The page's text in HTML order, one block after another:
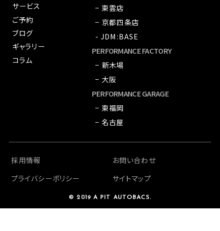
サービス
ご予約
ブログ
ギャラリー
コラム
− 東雲店
− 京都四条店
- JDM:BASE
PERFORMANCE FACTORY
− 新木場
− 大阪
PERFORMANCE GARAGE
− 東福岡
− 名古屋
採用情報
お問い合わせ
プライバシーポリシー
サイトマップ
© 2019 A PIT AUTOBACS.